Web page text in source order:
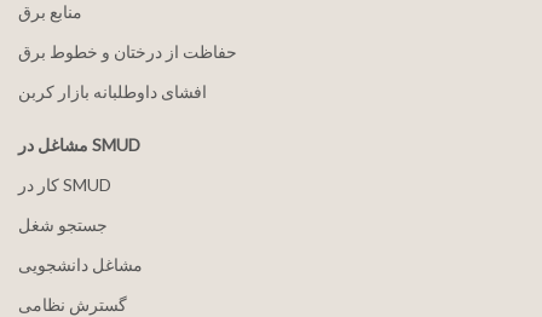
منابع برق
حفاظت از درختان و خطوط برق
افشای داوطلبانه بازار کربن
مشاغل در SMUD
کار در SMUD
جستجو شغل
مشاغل دانشجویی
گسترش نظامی